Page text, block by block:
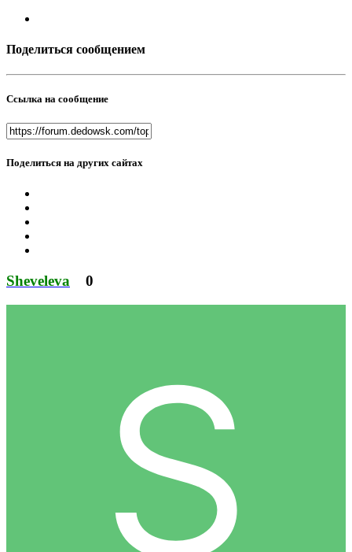
Поделиться сообщением
Ссылка на сообщение
Поделиться на других сайтах
Sheveleva 0